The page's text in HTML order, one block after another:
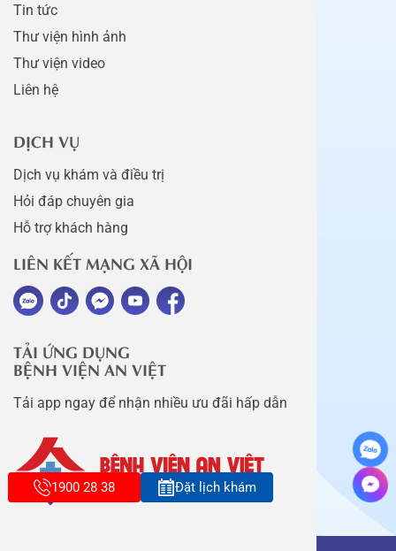
Tin tức
Thư viện hình ảnh
Thư viện video
Liên hệ
DỊCH VỤ
Dịch vụ khám và điều trị
Hỏi đáp chuyên gia
Hỗ trợ khách hàng
LIÊN KẾT MẠNG XÃ HỘI
TẢI ỨNG DỤNG
BỆNH VIỆN AN VIỆT
Tải app ngay để nhận nhiều ưu đãi hấp dẫn
1900 28 38 Đặt lịch khám